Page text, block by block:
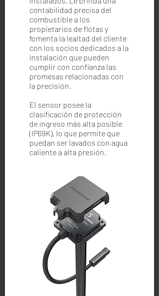
contabilidad precisa del
combustible a los
propietarios de flotas y
fomenta la lealtad del cliente
con los socios dedicados a la
instalación que pueden
cumplir con confianza las
promesas relacionadas con
la precisión.
El sensor posee la
clasificación de protección
de ingreso más alta posible
(IP69K), lo que permite que
puedan ser lavados con agua
caliente a alta presión.